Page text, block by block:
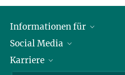
Informationen für
Journalisten
Schule
Social Media
LinkedIn
Karriere